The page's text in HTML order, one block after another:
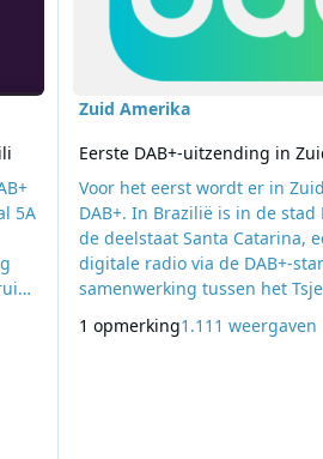
5A
Zuid Amerika
Eerste DAB+-uitzending in
Voor het eerst wordt er in
DAB+. In Brazilië is in de
de deelstaat Santa Catarina,
digitale radio via de DAB+-
samenwerking tussen het
Brazil-groep. Binnen het project worden drie radiostations
1 opmerking1.111 weergaven